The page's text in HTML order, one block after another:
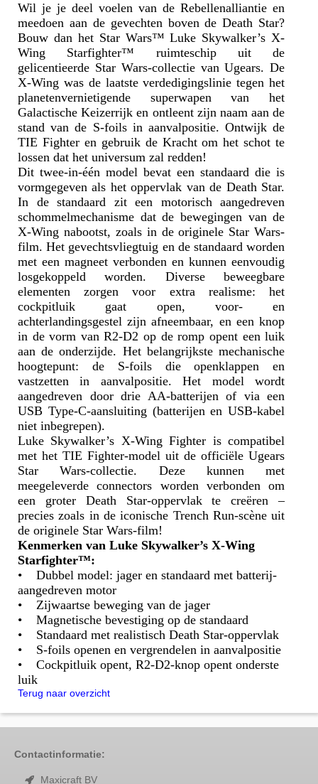
Wil je je deel voelen van de Rebellenalliantie en
meedoen aan de gevechten boven de Death Star?
Bouw dan het Star Wars™ Luke Skywalker’s X-
Wing Starfighter™ ruimteschip uit de
gelicentieerde Star Wars-collectie van Ugears. De
X-Wing was de laatste verdedigingslinie tegen het
planetenvernietigende superwapen van het
Galactische Keizerrijk en ontleent zijn naam aan de
stand van de S-foils in aanvalpositie. Ontwijk de
TIE Fighter en gebruik de Kracht om het schot te
lossen dat het universum zal redden!
Dit twee-in-één model bevat een standaard die is
vormgegeven als het oppervlak van de Death Star.
In de standaard zit een motorisch aangedreven
schommelmechanisme dat de bewegingen van de
X-Wing nabootst, zoals in de originele Star Wars-
film. Het gevechtsvliegtuig en de standaard worden
met een magneet verbonden en kunnen eenvoudig
losgekoppeld worden. Diverse beweegbare
elementen zorgen voor extra realisme: het
cockpitluik gaat open, voor- en
achterlandingsgestel zijn afneembaar, en een knop
in de vorm van R2-D2 op de romp opent een luik
aan de onderzijde. Het belangrijkste mechanische
hoogtepunt: de S-foils die openklappen en
vastzetten in aanvalpositie. Het model wordt
aangedreven door drie AA-batterijen of via een
USB Type-C-aansluiting (batterijen en USB-kabel
niet inbegrepen).
Luke Skywalker’s X-Wing Fighter is compatibel
met het TIE Fighter-model uit de officiële Ugears
Star Wars-collectie. Deze kunnen met
meegeleverde connectors worden verbonden om
een groter Death Star-oppervlak te creëren –
precies zoals in de iconische Trench Run-scène uit
de originele Star Wars-film!
Kenmerken van Luke Skywalker’s X-Wing
Starfighter™:
• Dubbel model: jager en standaard met batterij-
aangedreven motor
• Zijwaartse beweging van de jager
• Magnetische bevestiging op de standaard
• Standaard met realistisch Death Star-oppervlak
• S-foils openen en vergrendelen in aanvalpositie
• Cockpitluik opent, R2-D2-knop opent onderste
luik
Terug naar overzicht
Contactinformatie:
Maxicraft BV